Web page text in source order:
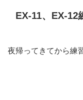
EX-11、EX-12
夜帰ってきてから練